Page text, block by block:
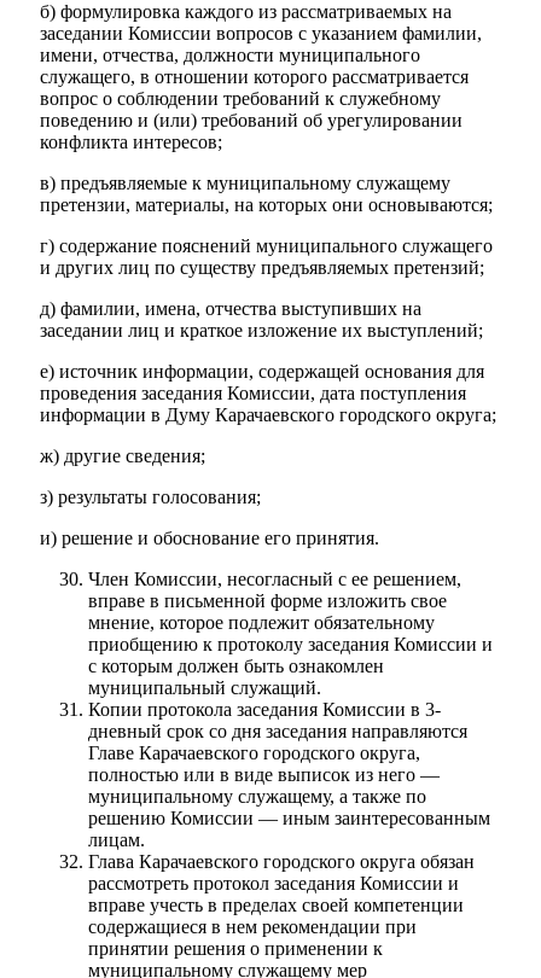
б) формулировка каждого из рассматриваемых на
заседании Комиссии вопросов с указанием фамилии,
имени, отчества, должности муниципального
служащего, в отношении которого рассматривается
вопрос о соблюдении требований к служебному
поведению и (или) требований об урегулировании
конфликта интересов;
в) предъявляемые к муниципальному служащему
претензии, материалы, на которых они основываются;
г) содержание пояснений муниципального служащего
и других лиц по существу предъявляемых претензий;
д) фамилии, имена, отчества выступивших на
заседании лиц и краткое изложение их выступлений;
е) источник информации, содержащей основания для
проведения заседания Комиссии, дата поступления
информации в Думу Карачаевского городского округа;
ж) другие сведения;
з) результаты голосования;
и) решение и обоснование его принятия.
Член Комиссии, несогласный с ее решением,
вправе в письменной форме изложить свое
мнение, которое подлежит обязательному
приобщению к протоколу заседания Комиссии и
с которым должен быть ознакомлен
муниципальный служащий.
Копии протокола заседания Комиссии в 3-
дневный срок со дня заседания направляются
Главе Карачаевского городского округа,
полностью или в виде выписок из него —
муниципальному служащему, а также по
решению Комиссии — иным заинтересованным
лицам.
Глава Карачаевского городского округа обязан
рассмотреть протокол заседания Комиссии и
вправе учесть в пределах своей компетенции
содержащиеся в нем рекомендации при
принятии решения о применении к
муниципальному служащему мер